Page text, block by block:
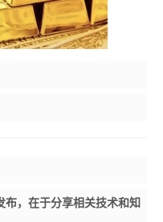
，在于分享相关技术和知